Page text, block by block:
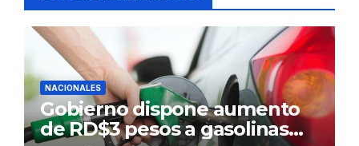
NACIONALES
Gobierno dispone aumento
de RD$3 pesos a gasolinas